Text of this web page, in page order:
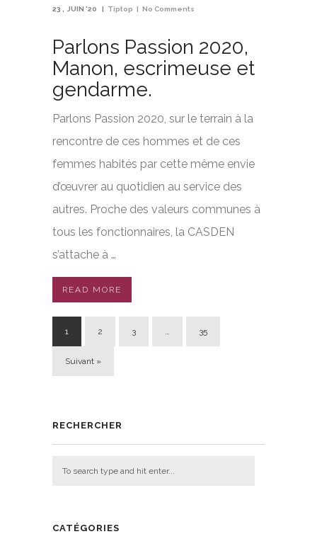
23 JUIN '20 Tiptop No Comments
Parlons Passion 2020,
Manon, escrimeuse et
gendarme.
Parlons Passion 2020, sur le terrain à la
rencontre de ces hommes et de ces
femmes habités par cette même envie
d’œuvrer au quotidien au service des
autres. Proche des valeurs communes à
tous les fonctionnaires, la CASDEN
s’attache à …
READ MORE
1 2 3 … 35
Suivant »
RECHERCHER
CATÉGORIES